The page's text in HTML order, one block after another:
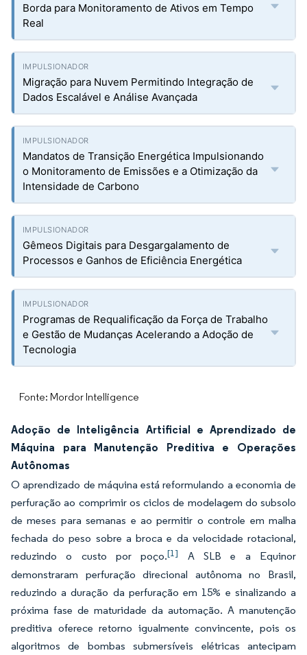
Borda para Monitoramento de Ativos em Tempo
Real
Migração para Nuvem Permitindo Integração de
Dados Escalável e Análise Avançada
Mandatos de Transição Energética Impulsionando
o Monitoramento de Emissões e a Otimização da
Intensidade de Carbono
Gêmeos Digitais para Desgargalamento de
Processos e Ganhos de Eficiência Energética
Programas de Requalificação da Força de Trabalho
e Gestão de Mudanças Acelerando a Adoção de
Tecnologia
Fonte: Mordor Intelligence
Adoção de Inteligência Artificial e Aprendizado de
Máquina para Manutenção Preditiva e Operações
Autônomas
O aprendizado de máquina está reformulando a economia de
perfuração ao comprimir os ciclos de modelagem do subsolo
de meses para semanas e ao permitir o controle em malha
fechada do peso sobre a broca e da velocidade rotacional,
reduzindo o custo por poço.[1]
A SLB e a Equinor
demonstraram perfuração direcional autônoma no Brasil,
reduzindo a duração da perfuração em 15% e sinalizando a
próxima fase de maturidade da automação. A manutenção
preditiva oferece retorno igualmente convincente, pois os
algoritmos de bombas submersíveis elétricas antecipam